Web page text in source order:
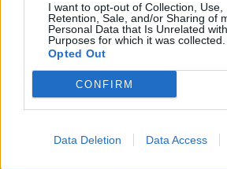
I want to opt-out of Collection, Use,
Retention, Sale, and/or Sharing of
Personal Data that Is Unrelated
Purposes for which it was collected.
Opted Out
CONFIRM
Data Deletion Data Access